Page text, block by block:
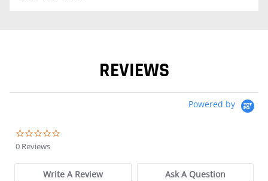
REVIEWS
Powered by
0 Reviews
Write A Review Ask A Question